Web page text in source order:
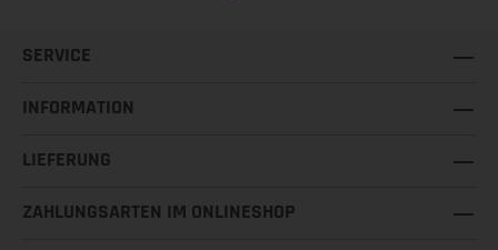
SERVICE
INFORMATION
LIEFERUNG
ZAHLUNGSARTEN IM ONLINESHOP